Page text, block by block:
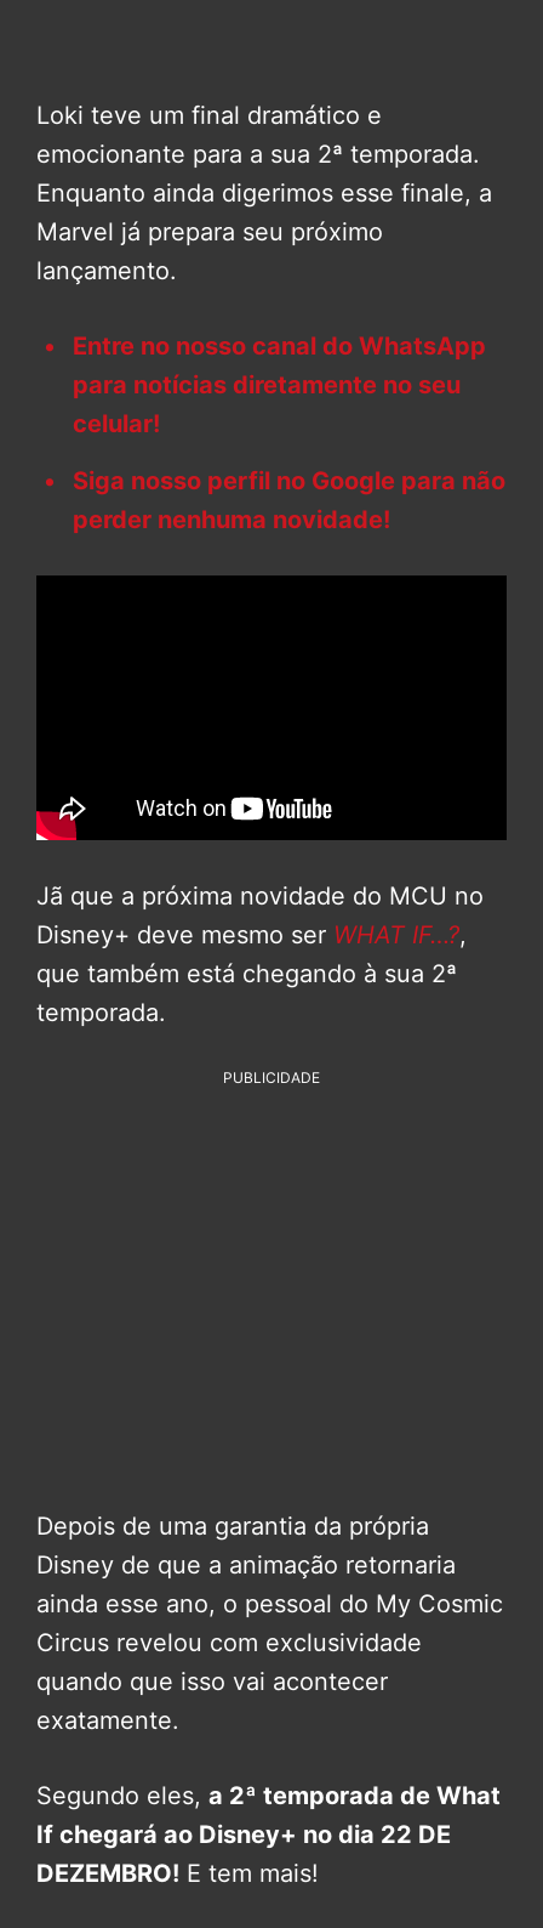
Loki teve um final dramático e
emocionante para a sua 2ª temporada.
Enquanto ainda digerimos esse finale, a
Marvel já prepara seu próximo
lançamento.
Entre no nosso canal do WhatsApp
para notícias diretamente no seu
celular!
Siga nosso perfil no Google para não
perder nenhuma novidade!
Jã que a próxima novidade do MCU no
Disney+ deve mesmo ser WHAT IF…?,
que também está chegando à sua 2ª
temporada.
PUBLICIDADE
Depois de uma garantia da própria
Disney de que a animação retornaria
ainda esse ano, o pessoal do My Cosmic
Circus revelou com exclusividade
quando que isso vai acontecer
exatamente.
Segundo eles, a 2ª temporada de What
If chegará ao Disney+ no dia 22 DE
DEZEMBRO! E tem mais!